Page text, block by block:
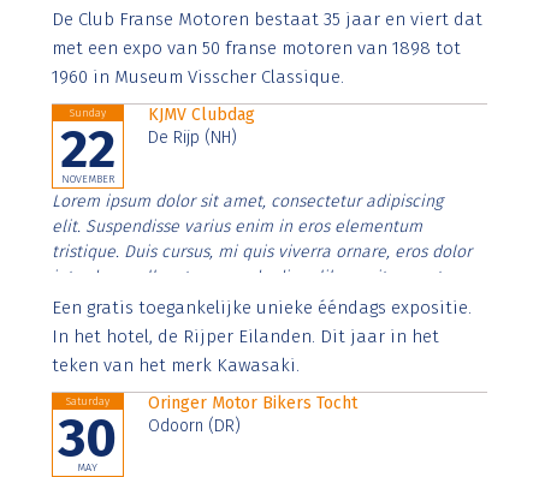
Aenean faucibus nibh et justo cursus id rutrum lorem
imperdiet. Nunc ut sem vitae risus tristique posuere.
De Club Franse Motoren bestaat 35 jaar en viert dat
met een expo van 50 franse motoren van 1898 tot
1960 in Museum Visscher Classique.
Sunday
22
NOVEMBER
KJMV Clubdag
De Rijp (NH)
Lorem ipsum dolor sit amet, consectetur adipiscing
elit. Suspendisse varius enim in eros elementum
tristique. Duis cursus, mi quis viverra ornare, eros dolor
interdum nulla, ut commodo diam libero vitae erat.
Aenean faucibus nibh et justo cursus id rutrum lorem
imperdiet. Nunc ut sem vitae risus tristique posuere.
Een gratis toegankelijke unieke ééndags expositie.
In het hotel, de Rijper Eilanden. Dit jaar in het
teken van het merk Kawasaki.
Saturday
30
MAY
Oringer Motor Bikers Tocht
Odoorn (DR)